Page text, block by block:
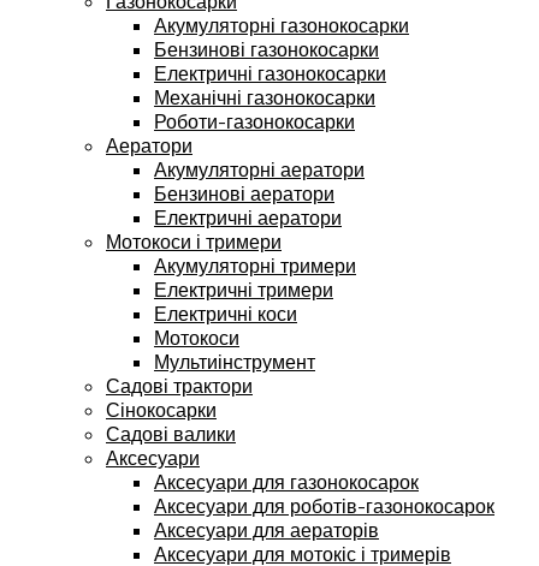
Акумуляторні газонокосарки
Бензинові газонокосарки
Електричні газонокосарки
Механічні газонокосарки
Роботи-газонокосарки
Аератори
Акумуляторні аератори
Бензинові аератори
Електричні аератори
Мотокоси і тримери
Акумуляторні тримери
Електричні тримери
Електричні коси
Мотокоси
Мультиінструмент
Садові трактори
Сінокосарки
Садові валики
Аксесуари
Аксесуари для газонокосарок
Аксесуари для роботів-газонокосарок
Аксесуари для аераторів
Аксесуари для мотокіс і тримерів